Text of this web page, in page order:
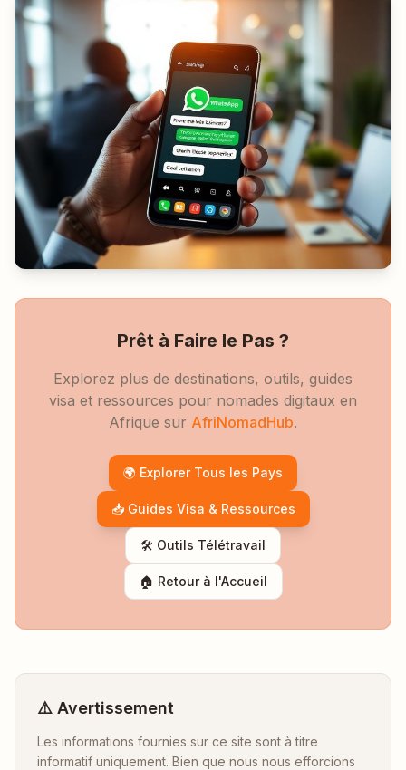
Prêt à Faire le Pas ?
Explorez plus de destinations, outils, guides
visa et ressources pour nomades digitaux en
Afrique sur AfriNomadHub.
🌍 Explorer Tous les Pays
📥 Guides Visa & Ressources
🛠️ Outils Télétravail
🏠 Retour à l'Accueil
⚠️ Avertissement
Les informations fournies sur ce site sont à titre
informatif uniquement. Bien que nous nous efforcions